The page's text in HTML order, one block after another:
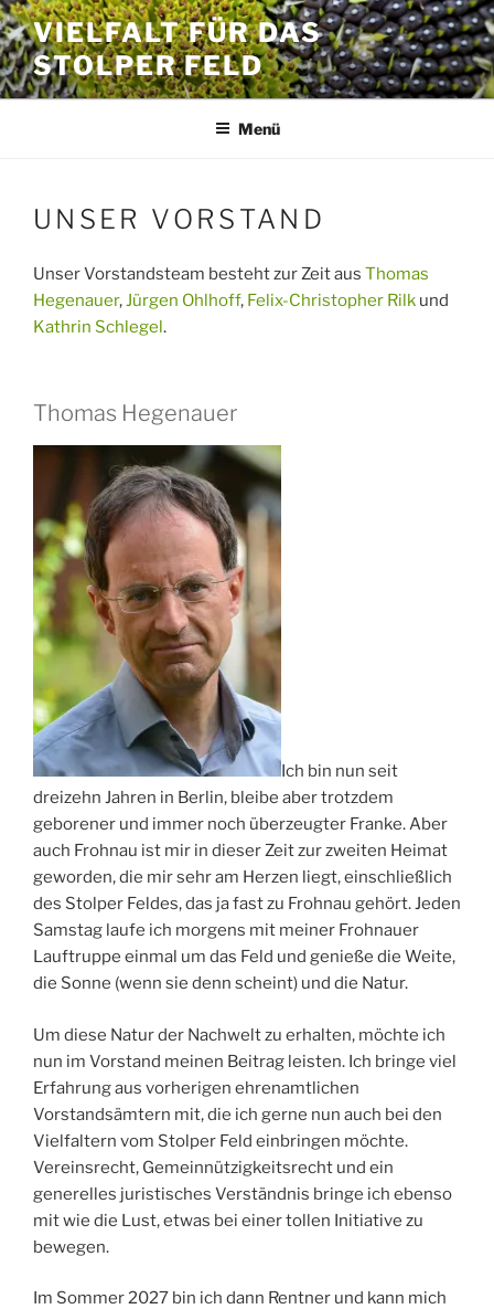
Zum
Inhalt
springen
VIELFALT FÜR DAS
STOLPER FELD
Menü
UNSER VORSTAND
Unser Vorstandsteam besteht zur Zeit aus Thomas
Hegenauer, Jürgen Ohlhoff, Felix-Christopher Rilk und
Kathrin Schlegel.
Thomas Hegenauer
Ich bin nun seit
dreizehn Jahren in Berlin, bleibe aber trotzdem
geborener und immer noch überzeugter Franke. Aber
auch Frohnau ist mir in dieser Zeit zur zweiten Heimat
geworden, die mir sehr am Herzen liegt, einschließlich
des Stolper Feldes, das ja fast zu Frohnau gehört. Jeden
Samstag laufe ich morgens mit meiner Frohnauer
Lauftruppe einmal um das Feld und genieße die Weite,
die Sonne (wenn sie denn scheint) und die Natur.
Um diese Natur der Nachwelt zu erhalten, möchte ich
nun im Vorstand meinen Beitrag leisten. Ich bringe viel
Erfahrung aus vorherigen ehrenamtlichen
Vorstandsämtern mit, die ich gerne nun auch bei den
Vielfaltern vom Stolper Feld einbringen möchte.
Vereinsrecht, Gemeinnützigkeitsrecht und ein
generelles juristisches Verständnis bringe ich ebenso
mit wie die Lust, etwas bei einer tollen Initiative zu
bewegen.
Im Sommer 2027 bin ich dann Rentner und kann mich